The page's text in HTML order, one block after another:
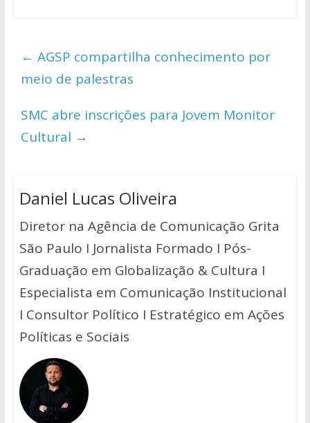
s
A
p
p
b
o
o
k
er y
Li
n
k
e
← AGSP compartilha conhecimento por
meio de palestras
SMC abre inscrições para Jovem Monitor
Cultural →
Daniel Lucas Oliveira
Diretor na Agência de Comunicação Grita
São Paulo I Jornalista Formado I Pós-
Graduação em Globalização & Cultura I
Especialista em Comunicação Institucional
I Consultor Político I Estratégico em Ações
Políticas e Sociais